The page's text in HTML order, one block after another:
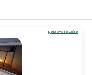
реклама на сайте